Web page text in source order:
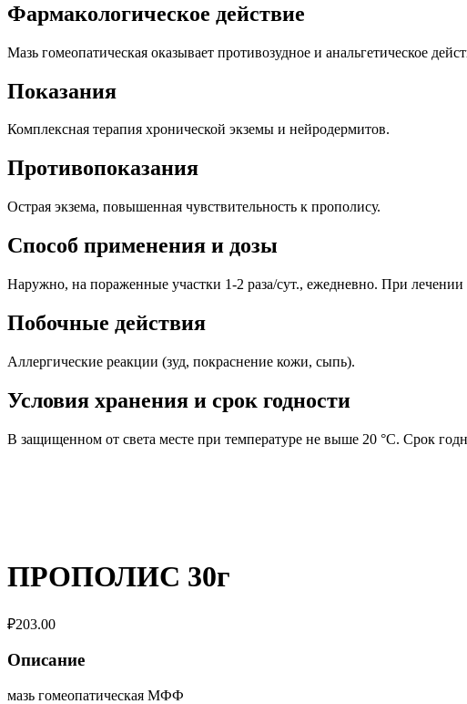
Фармакологическое действие
Мазь гомеопатическая оказывает противозудное и анальгетическое
Показания
Комплексная терапия хронической экземы и нейродермитов.
Противопоказания
Острая экзема, повышенная чувствительность к прополису.
Способ применения и дозы
Наружно, на пораженные участки 1-2 раза/сут., ежедневно. При
Побочные действия
Аллергические реакции (зуд, покраснение кожи, сыпь).
Условия хранения и срок годности
В защищенном от света месте при температуре не выше 20 °C. Срок
ПРОПОЛИС 30г
₽203.00
Описание
мазь гомеопатическая МФФ